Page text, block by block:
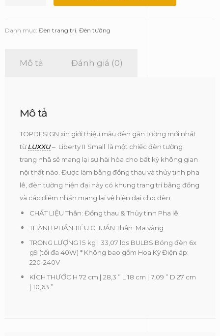
Small
Danh mục: Đèn trang trí, Đèn tường
Mô tả Đánh giá (0)
Mô tả
TOPDESIGN xin giới thiệu mẫu đèn gắn tường mới nhất
từ LUXXU– Liberty II Small là một chiếc đèn tường
trang nhã sẽ mang lại sự hài hòa cho bất kỳ không gian
nội thất nào. Được làm bằng đồng thau và thủy tinh pha
lê, đèn tường hiện đại này có khung trang trí bằng đồng
và các điểm nhấn mang lại vẻ hiện đại cho đèn.
CHẤT LIỆU Thân: Đồng thau & Thủy tinh Pha lê
THÀNH PHẦN TIÊU CHUẨN Thân: Mạ vàng
TRỌNG LƯỢNG 15 kg | 33,07 lbs BULBS Bóng đèn 6x
g9 (tối đa 40W) * Không bao gồm Hoa Kỳ Điện áp:
220-240V
KÍCH THƯỚC H 72 cm | 28,3 ” L 18 cm | 7,09 ” D 27 cm
| 10,63 ”